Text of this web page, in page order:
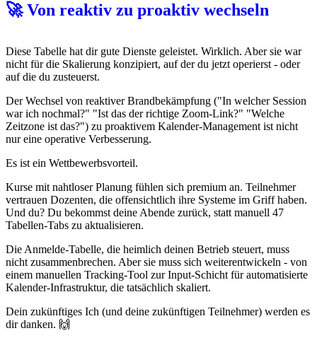
🚀 Von reaktiv zu proaktiv wechseln
Diese Tabelle hat dir gute Dienste geleistet. Wirklich. Aber sie war
nicht für die Skalierung konzipiert, auf der du jetzt operierst - oder
auf die du zusteuerst.
Der Wechsel von reaktiver Brandbekämpfung ("In welcher Session
war ich nochmal?" "Ist das der richtige Zoom-Link?" "Welche
Zeitzone ist das?") zu proaktivem Kalender-Management ist nicht
nur eine operative Verbesserung.
Es ist ein Wettbewerbsvorteil.
Kurse mit nahtloser Planung fühlen sich premium an. Teilnehmer
vertrauen Dozenten, die offensichtlich ihre Systeme im Griff haben.
Und du? Du bekommst deine Abende zurück, statt manuell 47
Tabellen-Tabs zu aktualisieren.
Die Anmelde-Tabelle, die heimlich deinen Betrieb steuert, muss
nicht zusammenbrechen. Aber sie muss sich weiterentwickeln - von
einem manuellen Tracking-Tool zur Input-Schicht für automatisierte
Kalender-Infrastruktur, die tatsächlich skaliert.
Dein zukünftiges Ich (und deine zukünftigen Teilnehmer) werden es
dir danken. 🙌